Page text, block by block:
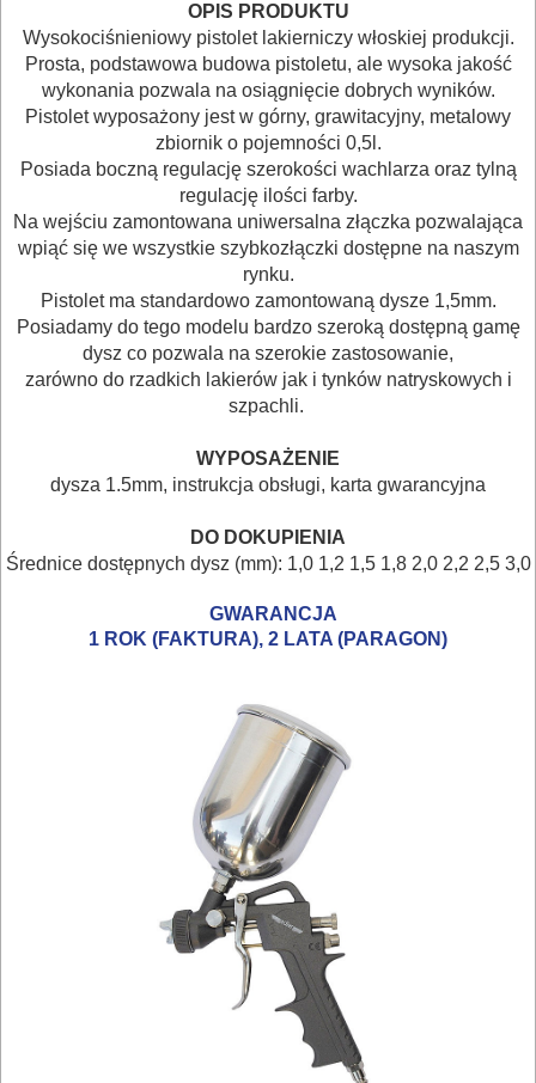
BUDOWLANE
MASZYNY
NARZĘDZIA
BRUKARSKIE
DREWNA
OBRÓBKA
METALU
WARSZTATOWE
NARZĘDZIA
OSPRZĘT
HYDRAULICZNE
PNEUMATYCZNE
KOMPRESORY
Sprężarki
OPIS PRODUKTU
Wysokociśnieniowy pistolet lakierniczy włoskiej produkcji.
Prosta, podstawowa budowa pistoletu, ale wysoka jakość
wykonania pozwala na osiągnięcie dobrych wyników.
Pistolet wyposażony jest w górny, grawitacyjny, metalowy
zbiornik o pojemności 0,5l.
Posiada boczną regulację szerokości wachlarza oraz tylną
regulację ilości farby.
Na wejściu zamontowana uniwersalna złączka pozwalająca
wpiąć się we wszystkie szybkozłączki dostępne na naszym
rynku.
Pistolet ma standardowo zamontowaną dysze 1,5mm.
Posiadamy do tego modelu bardzo szeroką dostępną gamę
dysz co pozwala na szerokie zastosowanie,
zarówno do rzadkich lakierów jak i tynków natryskowych i
szpachli.
WYPOSAŻENIE
dysza 1.5mm, instrukcja obsługi, karta gwarancyjna
DO DOKUPIENIA
Średnice dostępnych dysz (mm): 1,0 1,2 1,5 1,8 2,0 2,2 2,5 3,0
GWARANCJA
1 ROK (FAKTURA), 2 LATA (PARAGON)